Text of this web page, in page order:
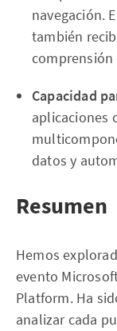
navegación.
también
comprensión
Capacidad
aplicaciones
datos y
Resumen
Hemos
evento
Platform. Ha
analizar cada